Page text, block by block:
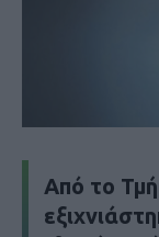
Από το